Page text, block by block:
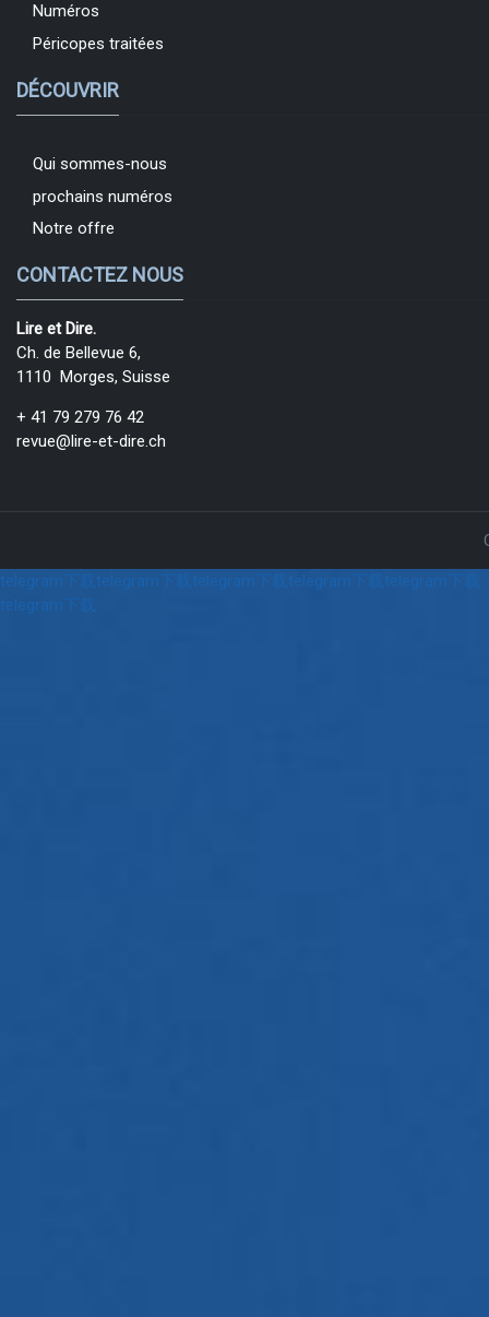
Numéros
Péricopes traitées
DÉCOUVRIR
Qui sommes-nous
prochains numéros
Notre offre
CONTACTEZ NOUS
Lire et Dire.
Ch. de Bellevue 6,
1110 Morges, Suisse
+ 41 79 279 76 42
revue@lire-et-dire.ch
telegram下载telegram下载 telegram下载 telegram下载 telegram下载
telegram下载